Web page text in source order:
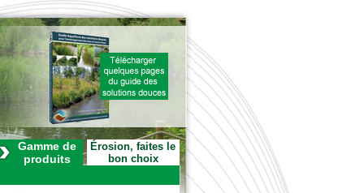
Gamme de
produits
Érosion, faites le
bon choix